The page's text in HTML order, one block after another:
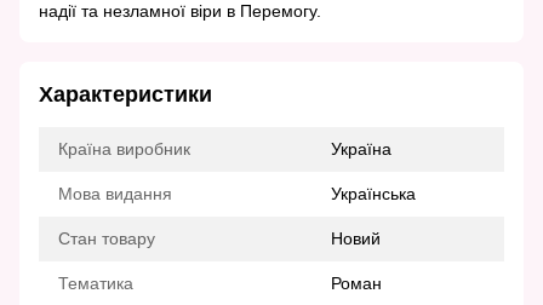
надії та незламної віри в Перемогу.
Характеристики
Країна виробник Україна
Мова видання Українська
Стан товару Новий
Тематика Роман